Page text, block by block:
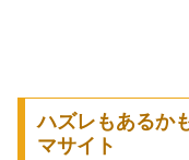
ハズレもあるか
マサイト